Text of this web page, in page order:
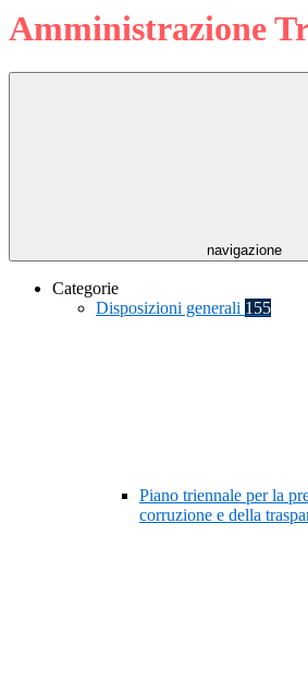
Amministrazione
navigazione
Categorie
Disposizioni generali 155
Piano triennale per la
corruzione e della